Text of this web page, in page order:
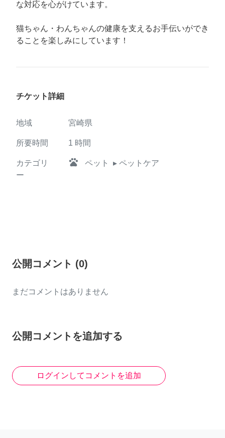
な対応を心がけています。
猫ちゃん・わんちゃんの健康を支えるお手伝いができ
ることを楽しみにしています！
チケット詳細
地域 宮崎県
所要時間 1 時間
カテゴリ
ー
pets ペット ▸ ペットケア
公開コメント (0)
まだコメントはありません
公開コメントを追加する
ログインしてコメントを追加